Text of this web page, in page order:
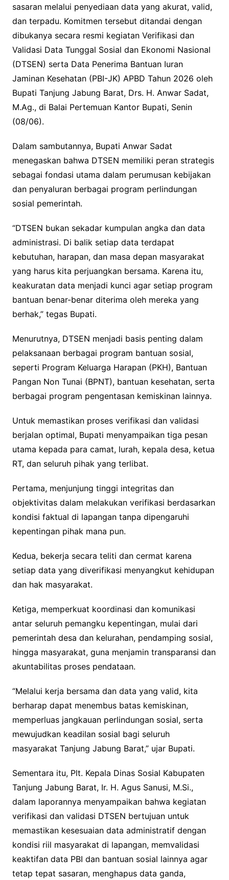
sasaran melalui penyediaan data yang akurat, valid,
dan terpadu. Komitmen tersebut ditandai dengan
dibukanya secara resmi kegiatan Verifikasi dan
Validasi Data Tunggal Sosial dan Ekonomi Nasional
(DTSEN) serta Data Penerima Bantuan Iuran
Jaminan Kesehatan (PBI-JK) APBD Tahun 2026 oleh
Bupati Tanjung Jabung Barat, Drs. H. Anwar Sadat,
M.Ag., di Balai Pertemuan Kantor Bupati, Senin
(08/06).
Dalam sambutannya, Bupati Anwar Sadat
menegaskan bahwa DTSEN memiliki peran strategis
sebagai fondasi utama dalam perumusan kebijakan
dan penyaluran berbagai program perlindungan
sosial pemerintah.
“DTSEN bukan sekadar kumpulan angka dan data
administrasi. Di balik setiap data terdapat
kebutuhan, harapan, dan masa depan masyarakat
yang harus kita perjuangkan bersama. Karena itu,
keakuratan data menjadi kunci agar setiap program
bantuan benar-benar diterima oleh mereka yang
berhak,” tegas Bupati.
Menurutnya, DTSEN menjadi basis penting dalam
pelaksanaan berbagai program bantuan sosial,
seperti Program Keluarga Harapan (PKH), Bantuan
Pangan Non Tunai (BPNT), bantuan kesehatan, serta
berbagai program pengentasan kemiskinan lainnya.
Untuk memastikan proses verifikasi dan validasi
berjalan optimal, Bupati menyampaikan tiga pesan
utama kepada para camat, lurah, kepala desa, ketua
RT, dan seluruh pihak yang terlibat.
Pertama, menjunjung tinggi integritas dan
objektivitas dalam melakukan verifikasi berdasarkan
kondisi faktual di lapangan tanpa dipengaruhi
kepentingan pihak mana pun.
Kedua, bekerja secara teliti dan cermat karena
setiap data yang diverifikasi menyangkut kehidupan
dan hak masyarakat.
Ketiga, memperkuat koordinasi dan komunikasi
antar seluruh pemangku kepentingan, mulai dari
pemerintah desa dan kelurahan, pendamping sosial,
hingga masyarakat, guna menjamin transparansi dan
akuntabilitas proses pendataan.
“Melalui kerja bersama dan data yang valid, kita
berharap dapat menembus batas kemiskinan,
memperluas jangkauan perlindungan sosial, serta
mewujudkan keadilan sosial bagi seluruh
masyarakat Tanjung Jabung Barat,” ujar Bupati.
Sementara itu, Plt. Kepala Dinas Sosial Kabupaten
Tanjung Jabung Barat, Ir. H. Agus Sanusi, M.Si.,
dalam laporannya menyampaikan bahwa kegiatan
verifikasi dan validasi DTSEN bertujuan untuk
memastikan kesesuaian data administratif dengan
kondisi riil masyarakat di lapangan, memvalidasi
keaktifan data PBI dan bantuan sosial lainnya agar
tetap tepat sasaran, menghapus data ganda,